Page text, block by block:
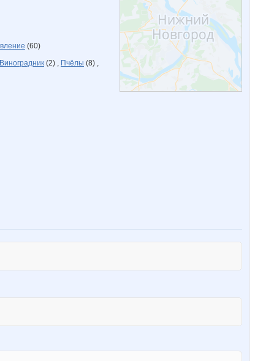
(60)
Виноградник (2) , Пчёлы (8) ,